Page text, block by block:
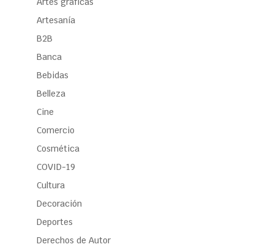
Artesanía
B2B
Banca
Bebidas
Belleza
Cine
Comercio
Cosmética
COVID-19
Cultura
Decoración
Deportes
Derechos de Autor